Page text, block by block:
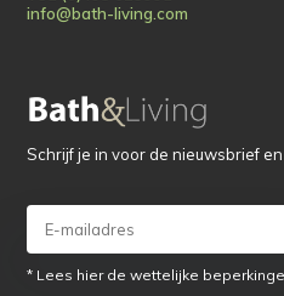
info@bath-living.com
Schrijf je in voor de nieuwsbrief
* Lees hier de wettelijke